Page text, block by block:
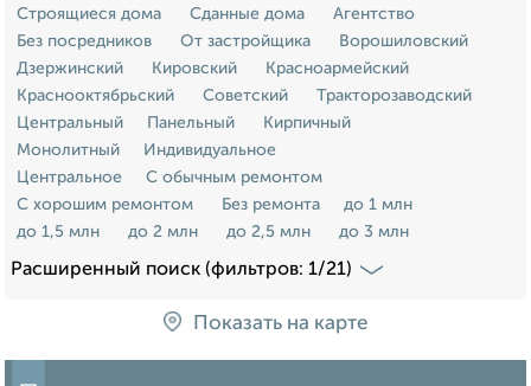
Строящиеся дома
Сданные дома
Агентство
Без посредников
От застройщика
Ворошиловский
Дзержинский
Кировский
Красноармейский
Краснооктябрьский
Советский
Тракторозаводский
Центральный
Панельный
Кирпичный
Монолитный
Индивидуальное
Центральное
С обычным ремонтом
С хорошим ремонтом
Без ремонта
до 1 млн
до 1,5 млн
до 2 млн до 2,5 млн до 3 млн
Расширенный поиск (фильтров: 1/21)
Показать на карте